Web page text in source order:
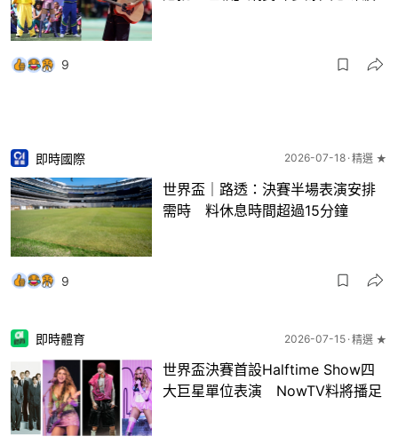
9
即時國際 2026-07-18 精選 ★
世界盃｜路透：決賽半場表演安排
需時 料休息時間超過15分鐘
9
即時體育 2026-07-15 精選 ★
世界盃決賽首設Halftime Show四
大巨星單位表演 NowTV料將播足